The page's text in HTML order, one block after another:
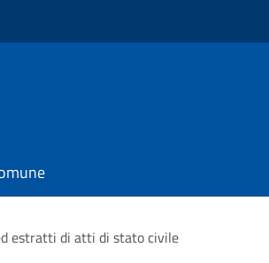
estratti di atti di stato civile